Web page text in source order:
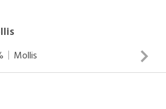
Mollis